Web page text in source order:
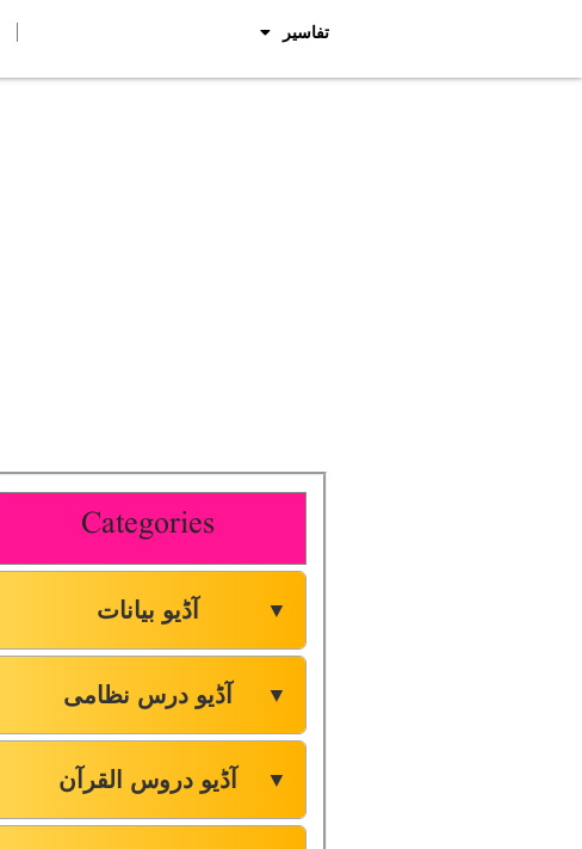
تفاسیر
Categories
آڈیو بیانات ▼
آڈیو درس نظامی ▼
آڈیو دروس القرآن ▼